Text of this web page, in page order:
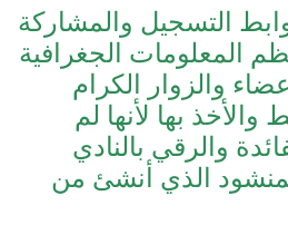
التسجيل والمشاركة
المعلومات الجغرافية
والزوار الكرام
والأخذ بها لأنها لم
والرقي بالنادي
الذي أنشئ من